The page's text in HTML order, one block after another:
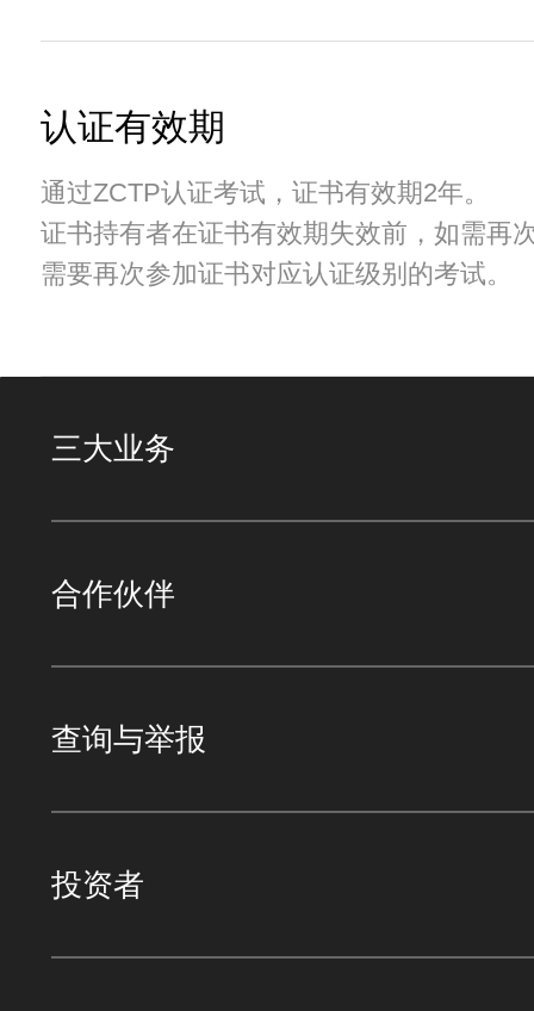
认证有效期
通过ZCTP认证考试，证书有效期2年。
证书持有者在证书有效期失效前，如需再
需要再次参加证书对应认证级别的考试。
三大业务
合作伙伴
查询与举报
投资者